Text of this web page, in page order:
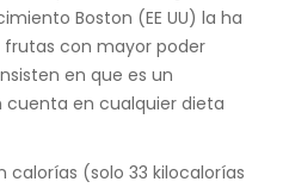
Boston (EE UU) la ha
con mayor poder
en que es un
en cualquier dieta
calorías (solo 33 kilocalorías